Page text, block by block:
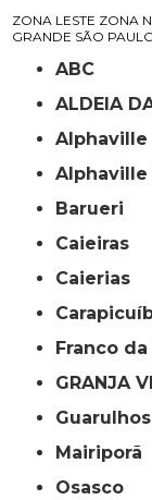
ZONA LESTE ZONA
GRANDE SÃO
ABC
ALDEIA
Alphaville
Barueri
Caieiras
Caierias
Franco
GRANJA
Guarulhos
Mairiporã
Osasco